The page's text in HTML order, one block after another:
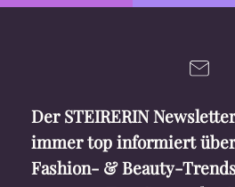
Der STEIRERIN
immer top informiert
Fashion- & Beauty-